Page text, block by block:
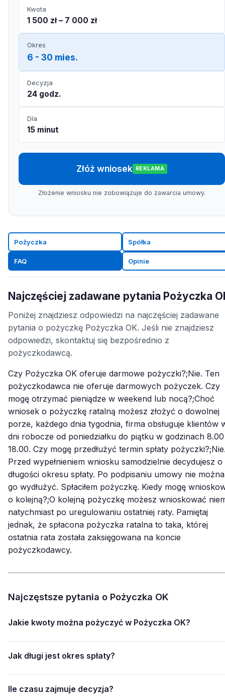
Kwota
1 500 zł – 7 000 zł
Okres
6 - 30 mies.
Decyzja
24 godz.
Dla
15 minut
Złóż wniosek REKLAMA
Złożenie wniosku nie zobowiązuje do zawarcia umowy.
Pożyczka Spółka
FAQ Opinie
Najczęściej zadawane pytania Pożyczka
Poniżej znajdziesz odpowiedzi na najczęściej zadawane
pytania o pożyczkę Pożyczka OK. Jeśli nie znajdziesz
odpowiedzi, skontaktuj się bezpośrednio z
pożyczkodawcą.
Czy Pożyczka OK oferuje darmowe pożyczki?;Nie. Ten
pożyczkodawca nie oferuje darmowych pożyczek. Czy
mogę otrzymać pieniądze w weekend lub nocą?;Choć
wniosek o pożyczkę ratalną możesz złożyć o dowolnej
porze, każdego dnia tygodnia, firma obsługuje klientów
dni robocze od poniedziałku do piątku w godzinach
18.00. Czy mogę przedłużyć termin spłaty
Przed wypełnieniem wniosku samodzielnie decydujesz o
długości okresu spłaty. Po podpisaniu umowy nie można
go wydłużyć. Spłaciłem pożyczkę. Kiedy mogę
o kolejną?;O kolejną pożyczkę możesz wnioskować
natychmiast po uregulowaniu ostatniej raty. Pamiętaj
jednak, że spłacona pożyczka ratalna to taka, której
ostatnia rata została zaksięgowana na koncie
pożyczkodawcy.
Najczęstsze pytania o Pożyczka OK
Jakie kwoty można pożyczyć w Pożyczka OK?
Jak długi jest okres spłaty?
Ile czasu zajmuje decyzja?